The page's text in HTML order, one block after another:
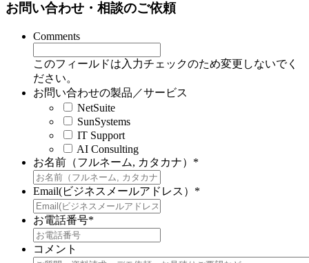
お問い合わせ・相談のご依頼
Comments
このフィールドは入力チェックのため変更しないでく
ださい。
お問い合わせの製品／サービス
NetSuite
SunSystems
IT Support
AI Consulting
お名前（フルネーム, カタカナ） *
Email(ビジネスメールアドレス） *
お電話番号*
コメント